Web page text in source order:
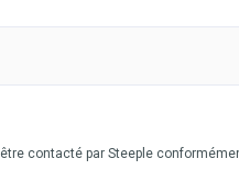
contacté par Steeple